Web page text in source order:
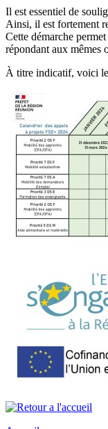
Il est essentiel de
Ainsi, il est fortement
Cette démarche
répondant aux mêmes
À titre indicatif, voici